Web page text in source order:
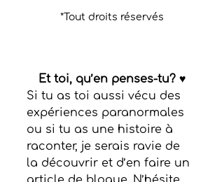
*Tout droits réservés
Et toi, qu’en penses-tu? ♥
Si tu as toi aussi vécu des
expériences paranormales
ou si tu as une histoire à
raconter, je serais ravie de
la découvrir et d’en faire un